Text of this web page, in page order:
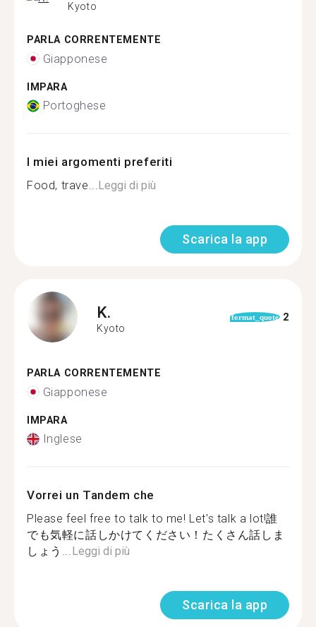
Kyoto
PARLA CORRENTEMENTE
Giapponese
IMPARA
Portoghese
I miei argomenti preferiti
Food, trave...Leggi di più
Scarica la app
K.
Kyoto
format_quote 2
PARLA CORRENTEMENTE
Giapponese
IMPARA
Inglese
Vorrei un Tandem che
Please feel free to talk to me! Let's talk a lot!誰
でも気軽に話しかけてください！たくさん話しま
しょう...Leggi di più
Scarica la app